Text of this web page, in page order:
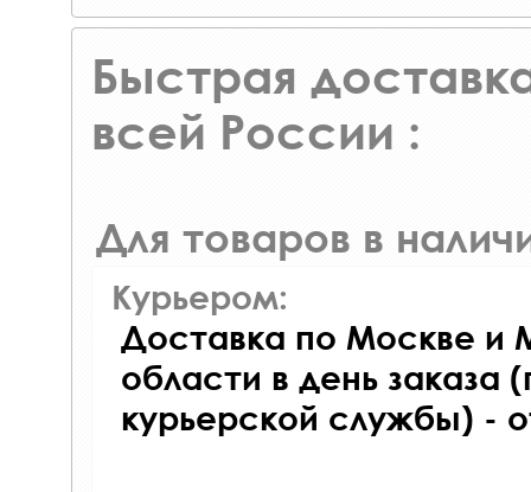
Быстрая
всей России :
Для товаров в
Курьером:
Доставка по Москве и
области в день заказа
курьерской службы) -